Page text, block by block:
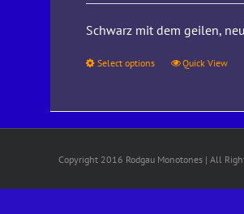
Schwarz mit dem geilen,
Select options Quick View
Copyright 2016 Rodgau Monotones | All